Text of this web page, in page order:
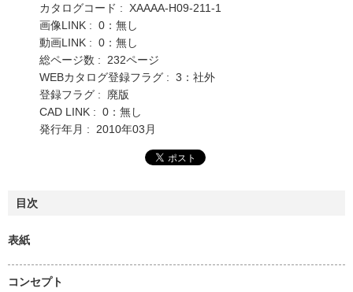
カタログコード : XAAAA-H09-211-1
画像LINK : 0：無し
動画LINK : 0：無し
総ページ数 : 232ページ
WEBカタログ登録フラグ : 3：社外
登録フラグ : 廃版
CAD LINK : 0：無し
発行年月 : 2010年03月
目次
表紙
コンセプト